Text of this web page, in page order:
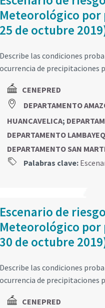
Meteorológico por
25 de octubre
Describe las condiciones
ocurrencia de precipitaciones
CENEPRED
DEPARTAMENTO
HUANCAVELICA;
DEPARTAMENTO
DEPARTAMENTO SAN
Palabras clave:
Escenario de
Meteorológico por
30 de octubre
Describe las condiciones
ocurrencia de precipitaciones
CENEPRED